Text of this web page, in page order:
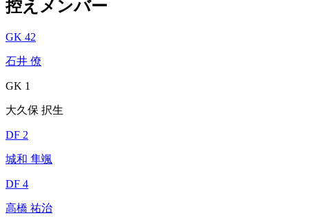
控えメンバー
GK 42
石井 僚
GK 1
大久保 択生
DF 2
城和 隼颯
DF 4
高橋 祐治